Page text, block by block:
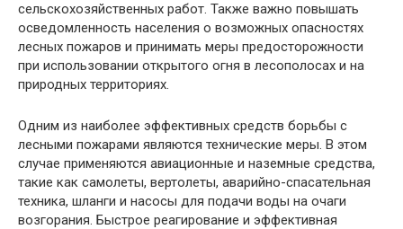
сельскохозяйственных работ. Также важно повышать
осведомленность населения о возможных опасностях
лесных пожаров и принимать меры предосторожности
при использовании открытого огня в лесополосах и на
природных территориях.
Одним из наиболее эффективных средств борьбы с
лесными пожарами являются технические меры. В этом
случае применяются авиационные и наземные средства,
такие как самолеты, вертолеты, аварийно-спасательная
техника, шланги и насосы для подачи воды на очаги
возгорания. Быстрое реагирование и эффективная